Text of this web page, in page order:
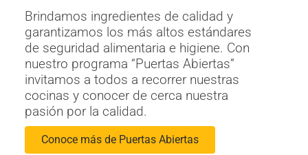
Brindamos ingredientes de calidad y
garantizamos los más altos estándares
de seguridad alimentaria e higiene. Con
nuestro programa “Puertas Abiertas”
invitamos a todos a recorrer nuestras
cocinas y conocer de cerca nuestra
pasión por la calidad.
Conoce más de Puertas Abiertas